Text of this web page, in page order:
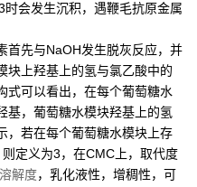
会发生沉积，遇鞭毛抗原金属
先与NaOH发生脱灰反应，并
块上羟基上的氢与氯乙酸中的
式可以看出，在每个葡萄糖水
基，葡萄糖水模块羟基上的氢
，若在每个葡萄糖水模块上存
定义为3，在CMC上，取代度
溶解度，乳化液性，增稠性，可